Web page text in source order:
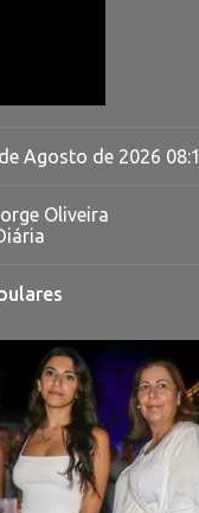
Agosto de 2026
Oliveira